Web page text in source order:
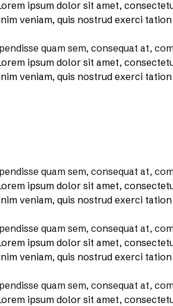
ipsum dolor sit amet,
veniam, quis nostrud exerci
quam sem, consequat at,
ipsum dolor sit amet,
veniam, quis nostrud exerci
quam sem, consequat at,
ipsum dolor sit amet,
veniam, quis nostrud exerci
quam sem, consequat at,
ipsum dolor sit amet,
veniam, quis nostrud exerci
quam sem, consequat at,
ipsum dolor sit amet,